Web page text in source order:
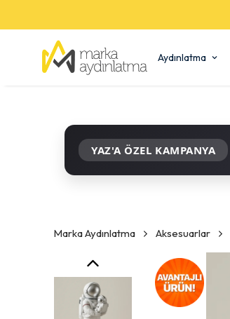
Aydınlatma
YAZ'A ÖZEL KAMPANYA
Marka Aydınlatma Aksesuarlar